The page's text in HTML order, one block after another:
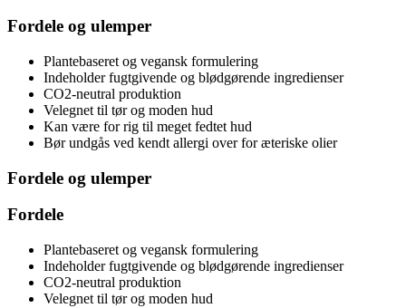
Fordele og ulemper
Plantebaseret og vegansk formulering
Indeholder fugtgivende og blødgørende ingredienser
CO2-neutral produktion
Velegnet til tør og moden hud
Kan være for rig til meget fedtet hud
Bør undgås ved kendt allergi over for æteriske olier
Fordele og ulemper
Fordele
Plantebaseret og vegansk formulering
Indeholder fugtgivende og blødgørende ingredienser
CO2-neutral produktion
Velegnet til tør og moden hud